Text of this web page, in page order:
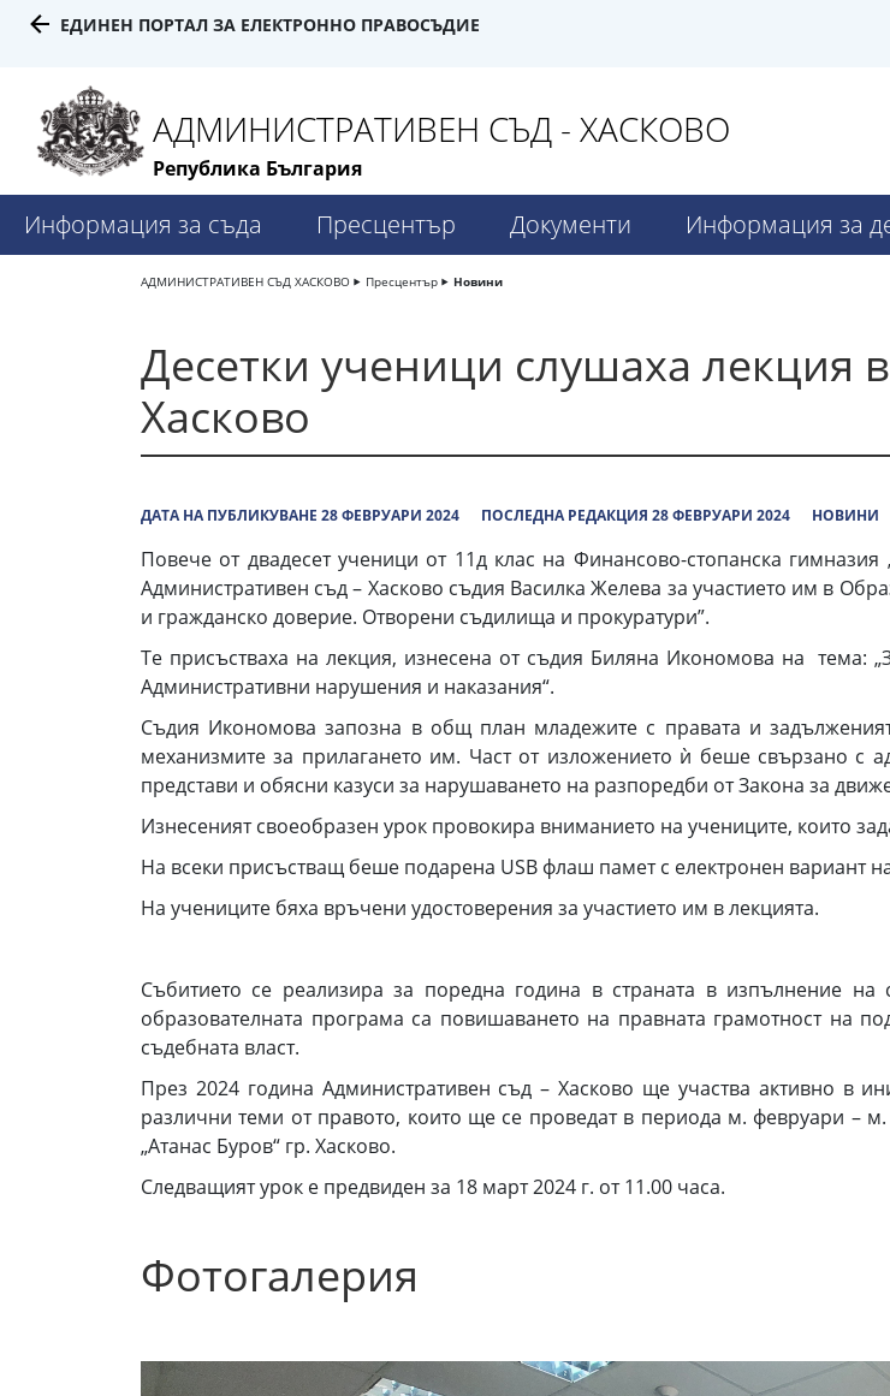
ЕДИНЕН ПОРТАЛ ЗА ЕЛЕКТРОННО ПРАВОСЪДИЕ
АДМИНИСТРАТИВЕН СЪД - ХАСКОВО
Република България
Информация за съда Пресцентър Документи Информация за
АДМИНИСТРАТИВЕН СЪД ХАСКОВО Пресцентър Новини
Десетки ученици слушаха лекция
Хасково
ДАТА НА ПУБЛИКУВАНЕ 28 ФЕВРУАРИ 2024 ПОСЛЕДНА РЕДАКЦИЯ 28 ФЕВРУАРИ 2024 НОВИНИ
Повече от двадесет ученици от 11д клас на Финансово-стопанска
Административен съд – Хасково съдия Василка Желева за участието им в
и гражданско доверие. Отворени съдилища и прокуратури”.
Те присъстваха на лекция, изнесена от съдия Биляна Икономова на тема:
Административни нарушения и наказания“.
Съдия Икономова запозна в общ план младежите с правата и
механизмите за прилагането им. Част от изложението ѝ беше свързано с
представи и обясни казуси за нарушаването на разпоредби от Закона за
Изнесеният своеобразен урок провокира вниманието на учениците, които
На всеки присъстващ беше подарена USB флаш памет с електронен вариант
На учениците бяха връчени удостоверения за участието им в лекцията.
Събитието се реализира за поредна година в страната в изпълнение
образователната програма са повишаването на правната грамотност на
съдебната власт.
През 2024 година Административен съд – Хасково ще участва активно в
различни теми от правото, които ще се проведат в периода м. февруари –
„Атанас Буров“ гр. Хасково.
Следващият урок е предвиден за 18 март 2024 г. от 11.00 часа.
Фотогалерия